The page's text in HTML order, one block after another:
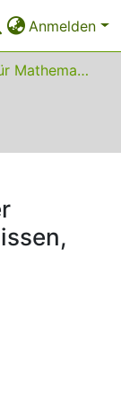
Anmelden
01 Fakultät für Mathematik